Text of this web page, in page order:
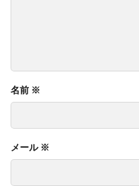
名前 ※
メール ※